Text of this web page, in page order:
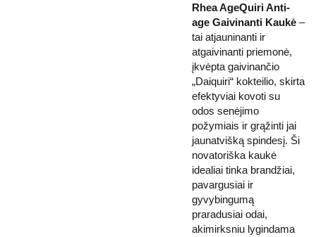
Rhea AgeQuiri Anti-
age Gaivinanti Kaukė –
tai atjauninanti ir
atgaivinanti priemonė,
įkvėpta gaivinančio
„Daiquiri“ kokteilio, skirta
efektyviai kovoti su
odos senėjimo
požymiais ir grąžinti jai
jaunatvišką spindesį. Ši
novatoriška kaukė
idealiai tinka brandžiai,
pavargusiai ir
gyvybingumą
praradusiai odai,
akimirksniu lygindama